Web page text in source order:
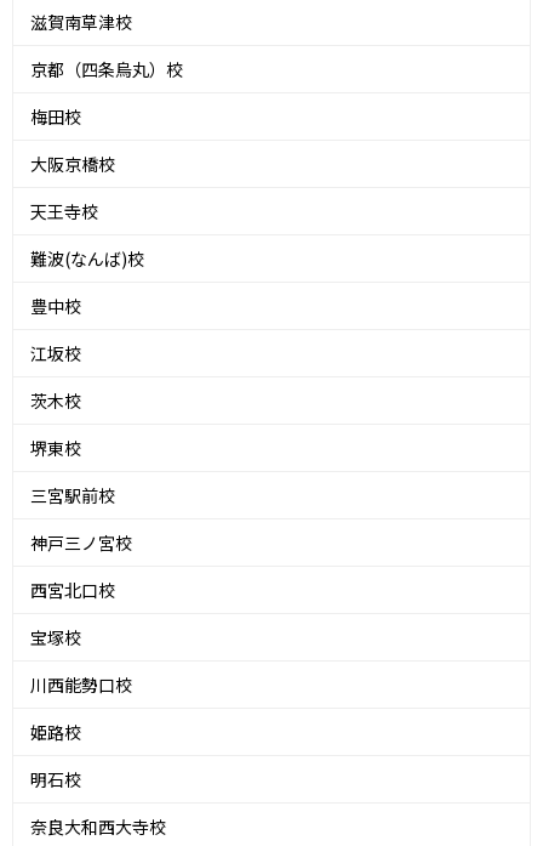
滋賀南草津校
京都（四条烏丸）校
梅田校
大阪京橋校
天王寺校
難波(なんば)校
豊中校
江坂校
茨木校
堺東校
三宮駅前校
神戸三ノ宮校
西宮北口校
宝塚校
川西能勢口校
姫路校
明石校
奈良大和西大寺校